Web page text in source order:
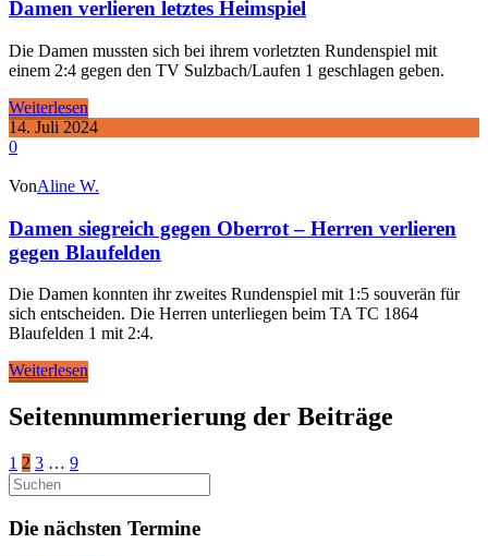
Damen verlieren letztes Heimspiel
Die Damen mussten sich bei ihrem vorletzten Rundenspiel mit
einem 2:4 gegen den TV Sulzbach/Laufen 1 geschlagen geben.
Weiterlesen
14. Juli 2024
0
VonAline W.
Damen siegreich gegen Oberrot – Herren verlieren
gegen Blaufelden
Die Damen konnten ihr zweites Rundenspiel mit 1:5 souverän für
sich entscheiden. Die Herren unterliegen beim TA TC 1864
Blaufelden 1 mit 2:4.
Weiterlesen
Seitennummerierung der Beiträge
1 2 3 … 9
Die nächsten Termine